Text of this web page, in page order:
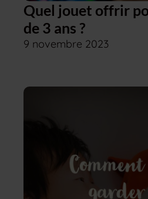
Quel jouet offrir
de 3 ans ?
9 novembre 2023